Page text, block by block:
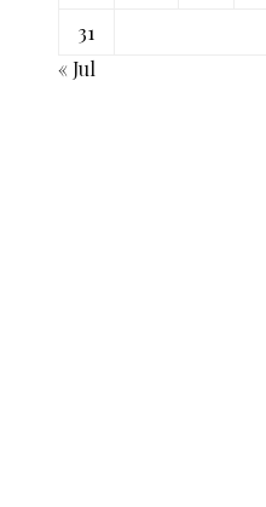
31
« Jul